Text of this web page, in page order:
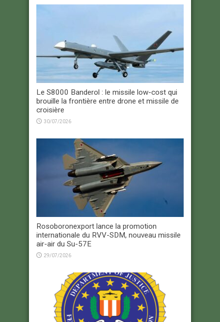
Le S8000 Banderol : le missile low-cost qui
brouille la frontière entre drone et missile de
croisière
30/07/2026
Rosoboronexport lance la promotion
internationale du RVV-SDM, nouveau missile
air-air du Su-57E
29/07/2026